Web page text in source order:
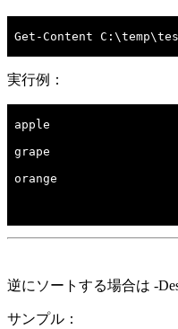
Get-Content
実行例：
逆にソートする場合は -
サンプル：